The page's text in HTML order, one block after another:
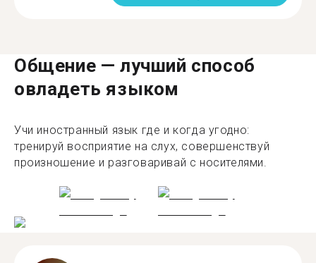
Общение — лучший способ
овладеть языком
Учи иностранный язык где и когда угодно:
тренируй восприятие на слух, совершенствуй
произношение и разговаривай с носителями.